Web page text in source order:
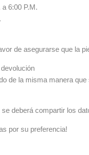
6:00 P.M.
de asegurarse que la
de la misma manera
deberá compartir los
por su preferencia!